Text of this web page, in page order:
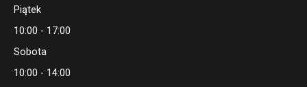
Piątek
10:00 - 17:00
Sobota
10:00 - 14:00